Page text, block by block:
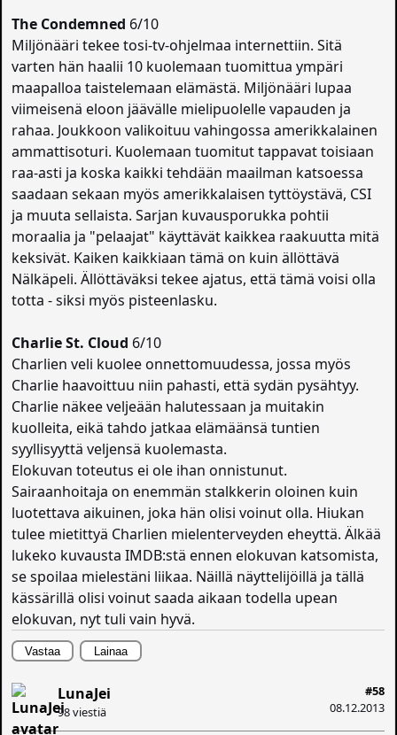
The Condemned 6/10
Miljönääri tekee tosi-tv-ohjelmaa internettiin. Sitä
varten hän haalii 10 kuolemaan tuomittua ympäri
maapalloa taistelemaan elämästä. Miljönääri lupaa
viimeisenä eloon jäävälle mielipuolelle vapauden ja
rahaa. Joukkoon valikoituu vahingossa amerikkalainen
ammattisoturi. Kuolemaan tuomitut tappavat toisiaan
raa-asti ja koska kaikki tehdään maailman katsoessa
saadaan sekaan myös amerikkalaisen tyttöystävä, CSI
ja muuta sellaista. Sarjan kuvausporukka pohtii
moraalia ja "pelaajat" käyttävät kaikkea raakuutta mitä
keksivät. Kaiken kaikkiaan tämä on kuin ällöttävä
Nälkäpeli. Ällöttäväksi tekee ajatus, että tämä voisi olla
totta - siksi myös pisteenlasku.
Charlie St. Cloud 6/10
Charlien veli kuolee onnettomuudessa, jossa myös
Charlie haavoittuu niin pahasti, että sydän pysähtyy.
Charlie näkee veljeään halutessaan ja muitakin
kuolleita, eikä tahdo jatkaa elämäänsä tuntien
syyllisyyttä veljensä kuolemasta.
Elokuvan toteutus ei ole ihan onnistunut.
Sairaanhoitaja on enemmän stalkkerin oloinen kuin
luotettava aikuinen, joka hän olisi voinut olla. Hiukan
tulee mietittyä Charlien mielenterveyden eheyttä. Älkää
lukeko kuvausta IMDB:stä ennen elokuvan katsomista,
se spoilaa mielestäni liikaa. Näillä näyttelijöillä ja tällä
kässärillä olisi voinut saada aikaan todella upean
elokuvan, nyt tuli vain hyvä.
Vastaa Lainaa
#58
08.12.2013
LunaJei
98 viestiä